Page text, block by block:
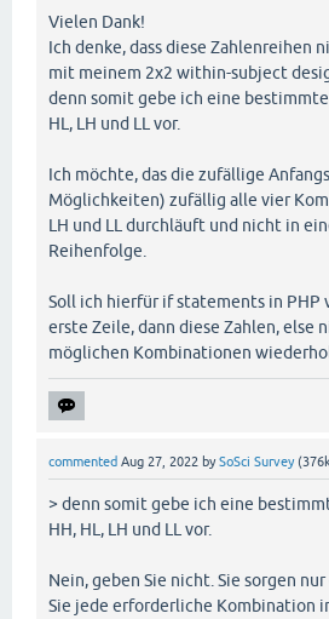
Vielen Dank!
Ich denke, dass diese Zahlenreihen
mit meinem 2x2 within-subject
denn somit gebe ich eine
HL, LH und LL vor.
Ich möchte, das die zufällige
Möglichkeiten) zufällig alle vier
LH und LL durchläuft und nicht in
Reihenfolge.
Soll ich hierfür if statements in PHP
erste Zeile, dann diese Zahlen, else
möglichen Kombinationen
commented Aug 27, 2022 bySoSci Survey (376k
> denn somit gebe ich eine
HH, HL, LH und LL vor.
Nein, geben Sie nicht. Sie sorgen
Sie jede erforderliche Kombination